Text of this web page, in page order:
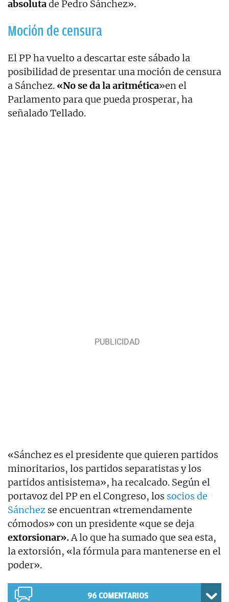
absolutade Pedro Sánchez».
Moción de censura
El PP ha vuelto a descartar este sábado la
posibilidad de presentar una moción de censura
a Sánchez. «No se da la aritmética»en el
Parlamento para que pueda prosperar, ha
señalado Tellado.
«Sánchez es el presidente que quieren partidos
minoritarios, los partidos separatistas y los
partidos antisistema», ha recalcado. Según el
portavoz del PP en el Congreso, los socios de
Sánchez se encuentran «tremendamente
cómodos» con un presidente «que se deja
extorsionar».A lo que ha sumado que sea esta,
la extorsión, «la fórmula para mantenerse en el
poder».
96 COMENTARIOS